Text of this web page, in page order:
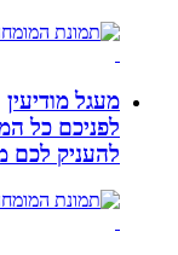
מעגל מודיעין
לפניכם כל
להעניק לכם מענה